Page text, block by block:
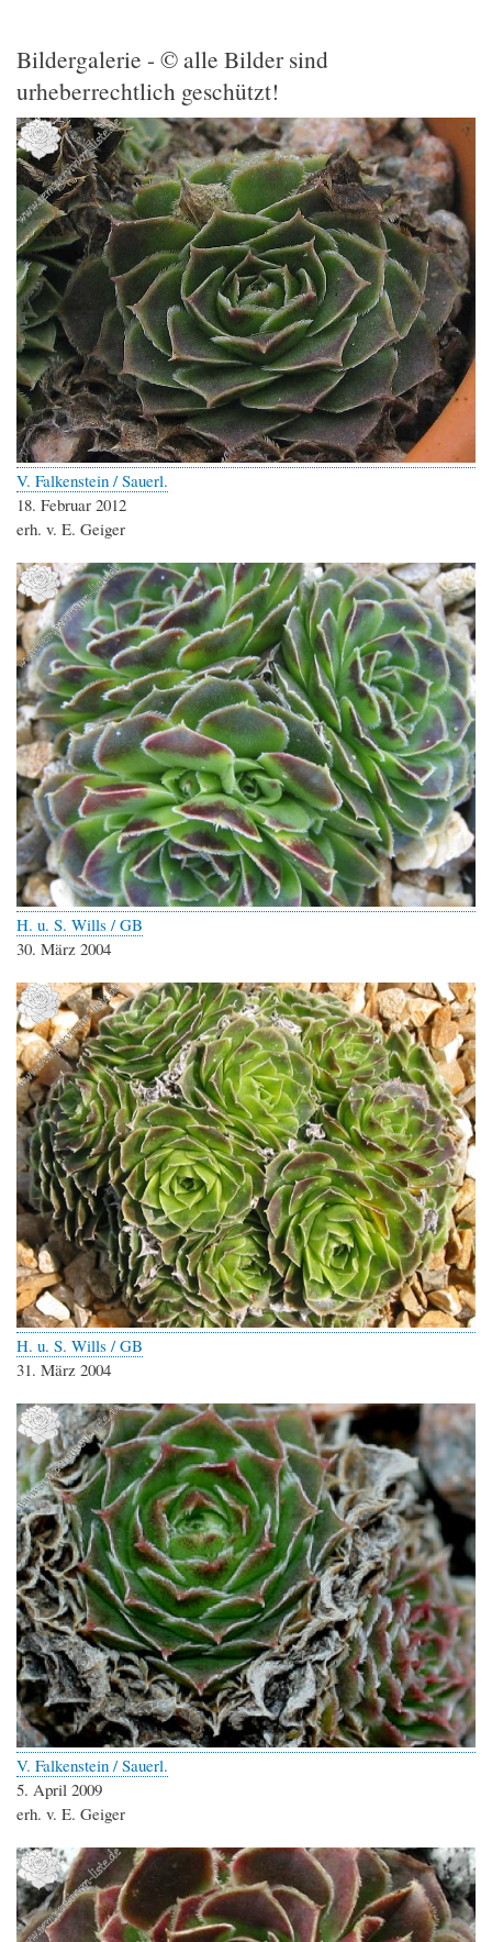
Bildergalerie - © alle Bilder sind
urheberrechtlich geschützt!
V. Falkenstein / Sauerl.
18. Februar 2012
erh. v. E. Geiger
H. u. S. Wills / GB
30. März 2004
H. u. S. Wills / GB
31. März 2004
V. Falkenstein / Sauerl.
5. April 2009
erh. v. E. Geiger